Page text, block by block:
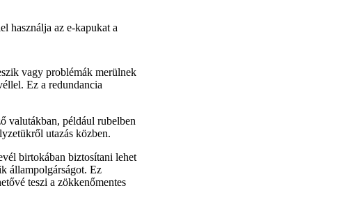
használja az e-kapukat a
vagy problémák merülnek
Ez a redundancia
valutákban, például rubelben
utazás közben.
birtokában biztosítani lehet
állampolgárságot. Ez
teszi a zökkenőmentes